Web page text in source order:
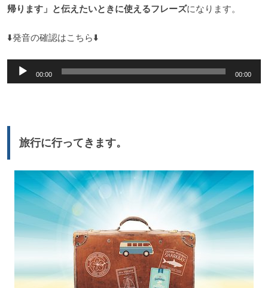
帰ります」と伝えたいときに使えるフレーズになります。
⬇️発音の確認はこちら⬇️
声
ー
00:00 00:00
旅行に行ってきます。